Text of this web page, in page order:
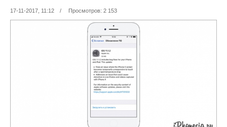
17-11-2017, 11:12 / Просмотров: 2 153